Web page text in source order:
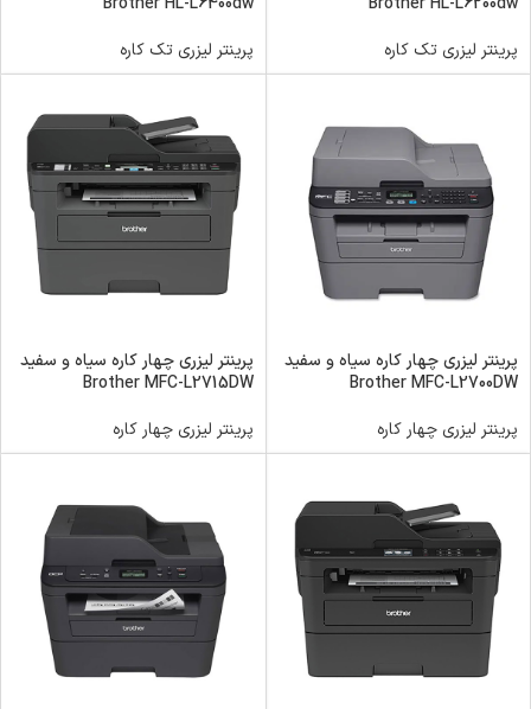
پرینتر لیزری تک کاره
پرینتر لیزری تک کاره
پرینتر لیزری چهار کاره سیاه و سفید
Brother MFC-L2700DW
پرینتر لیزری چهار کاره
پرینتر لیزری چهار کاره سیاه و سفید
Brother MFC-L2715DW
پرینتر لیزری چهار کاره